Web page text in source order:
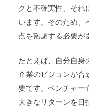
クと不確実性、それ
います。そのため、
点を熟慮する必要が
たとえば、自分自身
企業のビジョンが合
要です。ベンチャー
大きなリターンを目